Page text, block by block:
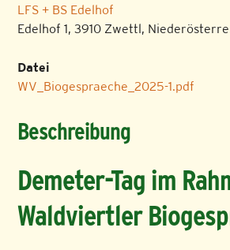
LFS + BS Edelhof
Edelhof 1, 3910 Zwettl,
Datei
WV_Biogespraeche_2025-1.pdf
Beschreibung
Demeter-Tag im
Waldviertler